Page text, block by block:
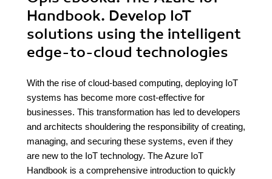
Handbook. Develop IoT
solutions using the intelligent
edge-to-cloud technologies
With the rise of cloud-based computing, deploying IoT
systems has become more cost-effective for
businesses. This transformation has led to developers
and architects shouldering the responsibility of creating,
managing, and securing these systems, even if they
are new to the IoT technology. The Azure IoT
Handbook is a comprehensive introduction to quickly